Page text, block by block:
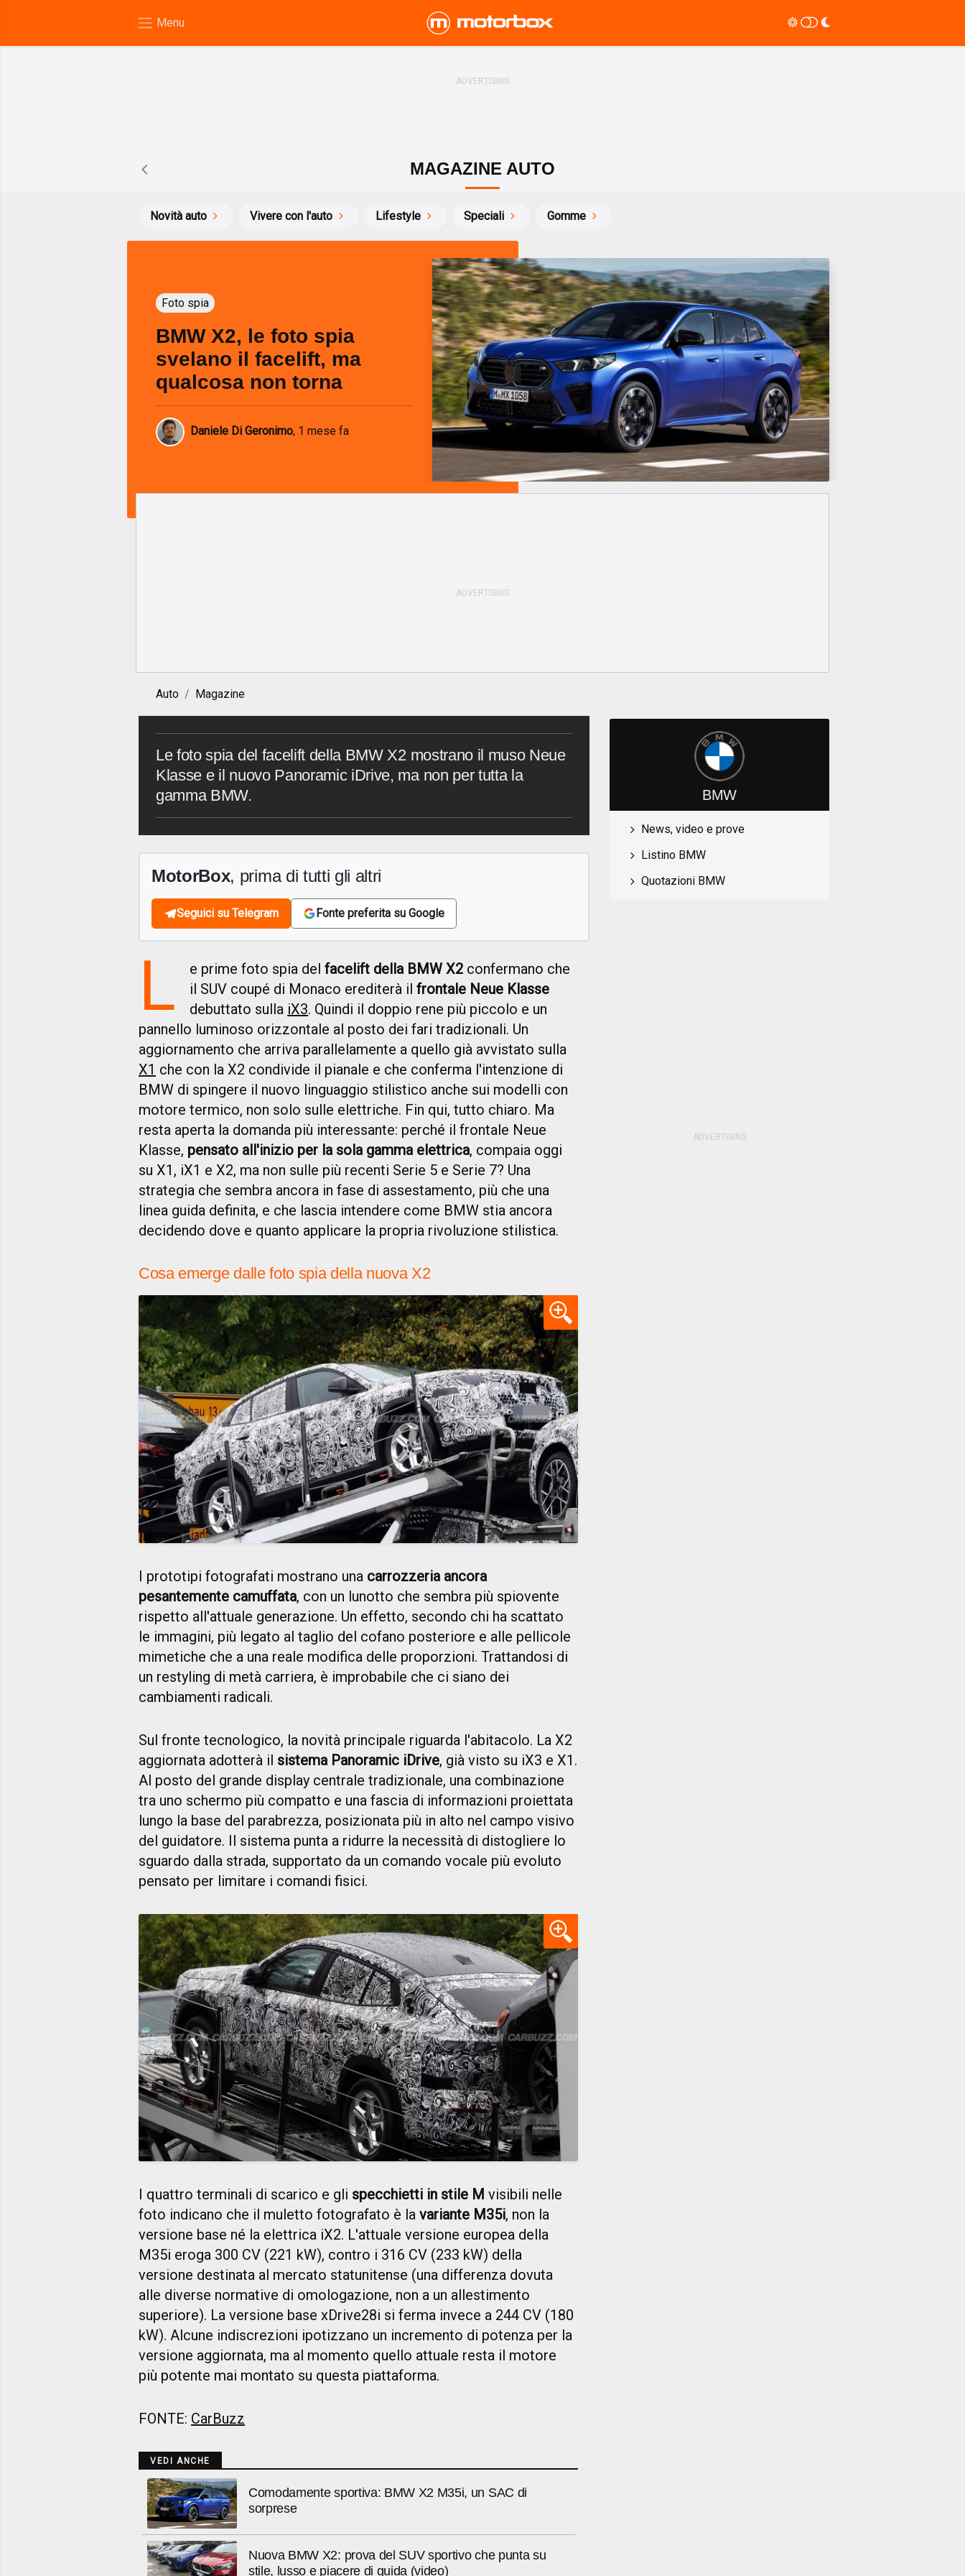
MAGAZINE AUTO
Novità auto Vivere con l'auto Lifestyle Speciali Gomme
Foto spia
BMW X2, le foto spia
svelano il facelift, ma
qualcosa non torna
Daniele Di Geronimo, 1 mese fa
Auto Magazine
Le foto spia del facelift della BMW X2 mostrano il muso Neue
Klasse e il nuovo Panoramic iDrive, ma non per tutta la
gamma BMW.
MotorBox, prima di tutti gli altri
Seguici su Telegram Fonte preferita su Google
L e prime foto spia delfacelift della BMW X2 confermano che
il SUV coupé di Monaco erediterà ilfrontale Neue Klasse
debuttato sulla iX3. Quindi il doppio rene più piccolo e un
pannello luminoso orizzontale al posto dei fari tradizionali. Un
aggiornamento che arriva parallelamente a quello già avvistato sulla
X1 che con la X2 condivide il pianale e che conferma l'intenzione di
BMW di spingere il nuovo linguaggio stilistico anche sui modelli con
motore termico, non solo sulle elettriche. Fin qui, tutto chiaro. Ma
resta aperta la domanda più interessante: perché il frontale Neue
Klasse, pensato all'inizio per la sola gamma elettrica, compaia oggi
su X1, iX1 e X2, ma non sulle più recenti Serie 5 e Serie 7? Una
strategia che sembra ancora in fase di assestamento, più che una
linea guida definita, e che lascia intendere come BMW stia ancora
decidendo dove e quanto applicare la propria rivoluzione stilistica.
Cosa emerge dalle foto spia della nuova X2
I prototipi fotografati mostrano una carrozzeria ancora
pesantemente camuffata, con un lunotto che sembra più spiovente
rispetto all'attuale generazione. Un effetto, secondo chi ha scattato
le immagini, più legato al taglio del cofano posteriore e alle pellicole
mimetiche che a una reale modifica delle proporzioni. Trattandosi di
un restyling di metà carriera, è improbabile che ci siano dei
cambiamenti radicali.
Sul fronte tecnologico, la novità principale riguarda l'abitacolo. La X2
aggiornata adotterà il sistema Panoramic iDrive, già visto su iX3 e X1.
Al posto del grande display centrale tradizionale, una combinazione
tra uno schermo più compatto e una fascia di informazioni proiettata
lungo la base del parabrezza, posizionata più in alto nel campo visivo
del guidatore. Il sistema punta a ridurre la necessità di distogliere lo
sguardo dalla strada, supportato da un comando vocale più evoluto
pensato per limitare i comandi fisici.
I quattro terminali di scarico e gli specchietti in stile M visibili nelle
foto indicano che il muletto fotografato è la variante M35i, non la
versione base né la elettrica iX2. L'attuale versione europea della
M35i eroga 300 CV (221 kW), contro i 316 CV (233 kW) della
versione destinata al mercato statunitense (una differenza dovuta
alle diverse normative di omologazione, non a un allestimento
superiore). La versione base xDrive28i si ferma invece a 244 CV (180
kW). Alcune indiscrezioni ipotizzano un incremento di potenza per la
versione aggiornata, ma al momento quello attuale resta il motore
più potente mai montato su questa piattaforma.
FONTE: CarBuzz
VEDI ANCHE
Comodamente sportiva: BMW X2 M35i, un SAC di
sorprese
Nuova BMW X2: prova del SUV sportivo che punta su
stile, lusso e piacere di guida (video)
BMW
News, video e prove
Listino BMW
Quotazioni BMW